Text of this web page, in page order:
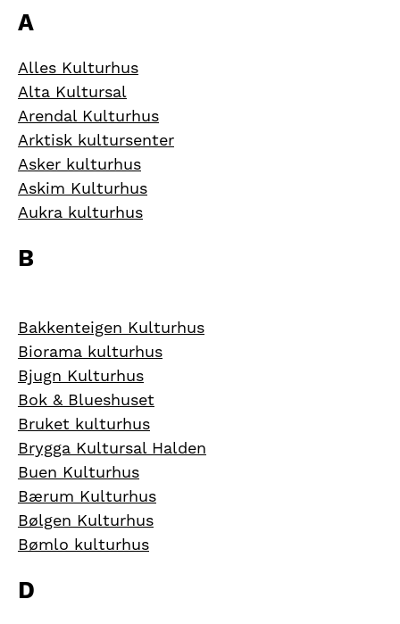
A
Alles Kulturhus
Alta Kultursal
Arendal Kulturhus
Arktisk kultursenter
Asker kulturhus
Askim Kulturhus
Aukra kulturhus
B
Bakkenteigen Kulturhus
Biorama kulturhus
Bjugn Kulturhus
Bok & Blueshuset
Bruket kulturhus
Brygga Kultursal Halden
Buen Kulturhus
Bærum Kulturhus
Bølgen Kulturhus
Bømlo kulturhus
D